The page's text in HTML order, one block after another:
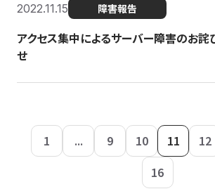
2022.11.15 障害報告
アクセス集中によるサーバー障害のお詫
せ
1 ... 9 10 11 12
16